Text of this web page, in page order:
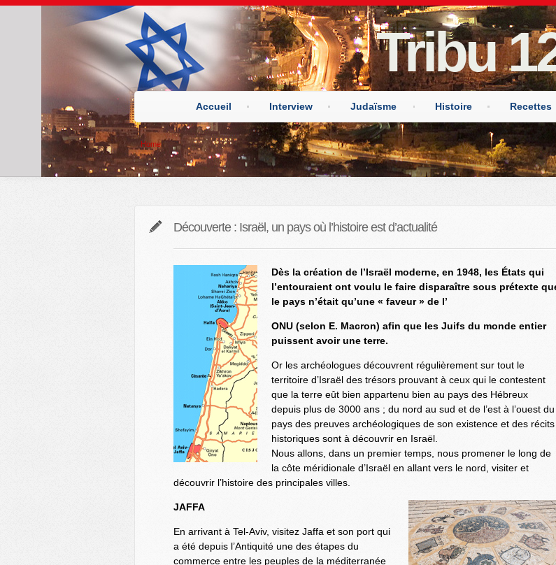
Tribu
Accueil Interview Judaïsme Histoire Recettes
Home
Découverte : Israël, un pays où l’histoire est d’actualité
Dès la création de l’Israël moderne, en 1948, les États qui
l’entouraient ont voulu le faire disparaître sous prétexte
le pays n’était qu’une « faveur » de l’
ONU (selon E. Macron) afin que les Juifs du monde entier
puissent avoir une terre.
Or les archéologues découvrent régulièrement sur tout le
territoire d’Israël des trésors prouvant à ceux qui le contestent
que la terre eût bien appartenu bien au pays des Hébreux
depuis plus de 3000 ans ; du nord au sud et de l’est à l’ouest du
pays des preuves archéologiques de son existence et des récits
historiques sont à découvrir en Israël.
Nous allons, dans un premier temps, nous promener le long de
la côte méridionale d’Israël en allant vers le nord, visiter et
découvrir l’histoire des principales villes.
JAFFA
En arrivant à Tel-Aviv, visitez Jaffa et son port qui
a été depuis l’Antiquité une des étapes du
commerce entre les peuples de la méditerranée